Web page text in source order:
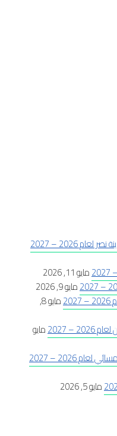
2026 – 2027
مايو 11, 2026
مايو 9, 2026
مايو 8,
– 2027
مايو
2026 – 2027
مايو 5, 2026